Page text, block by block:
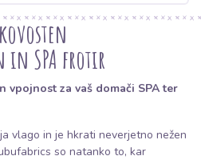
in SPA frotir
vpojnost za vaš domači SPA ter
vlago in je hkrati neverjetno nežen
so natanko to, kar